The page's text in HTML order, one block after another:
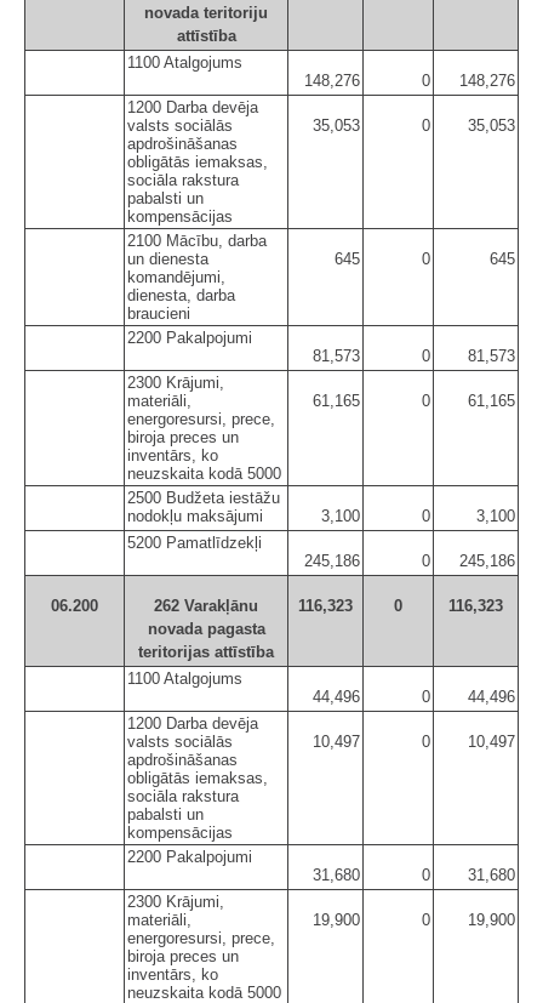
novada teritoriju
attīstība
1100 Atalgojums
148,276
0
148,276
1200 Darba devēja
valsts sociālās
apdrošināšanas
obligātās iemaksas,
sociāla rakstura
pabalsti un
kompensācijas
35,053 0 35,053
2100 Mācību, darba
un dienesta
komandējumi,
dienesta, darba
braucieni
645 0 645
2200 Pakalpojumi
81,573
0
81,573
2300 Krājumi,
materiāli,
energoresursi, prece,
biroja preces un
inventārs, ko
neuzskaita kodā 5000
61,165 0 61,165
2500 Budžeta iestāžu
nodokļu maksājumi
3,100 0
3,100
5200 Pamatlīdzekļi
245,186
0 245,186
06.200
262 Varakļānu
novada pagasta
teritorijas attīstība
116,323 0 116,323
1100 Atalgojums
44,496
0
44,496
1200 Darba devēja
valsts sociālās
apdrošināšanas
obligātās iemaksas,
sociāla rakstura
pabalsti un
kompensācijas
10,497 0 10,497
2200 Pakalpojumi
31,680
0
31,680
2300 Krājumi,
materiāli,
energoresursi, prece,
biroja preces un
inventārs, ko
neuzskaita kodā 5000
19,900 0 19,900